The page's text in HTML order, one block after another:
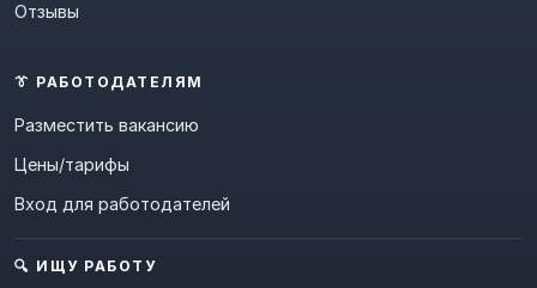
Отзывы
👔 РАБОТОДАТЕЛЯМ
Разместить вакансию
Цены/тарифы
Вход для работодателей
🔍 ИЩУ РАБОТУ